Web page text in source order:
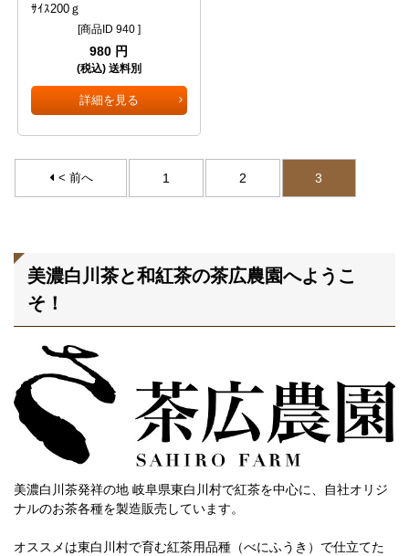
ｻｲｽ200ｇ
[商品ID 940 ]
980 円
(税込) 送料別
詳細を見る
< 前へ 1 2 3
美濃白川茶と和紅茶の茶広農園へようこ
そ！
美濃白川茶発祥の地 岐阜県東白川村で紅茶を中心に、自社オリジ
ナルのお茶各種を製造販売しています。
オススメは東白川村で育む紅茶用品種（べにふうき）で仕立てた